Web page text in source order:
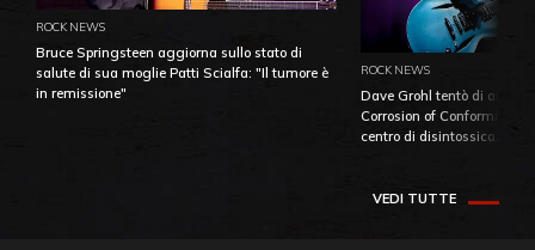
ROCK NEWS
Bruce Springsteen aggiorna sullo stato di
salute di sua moglie Patti Scialfa: "Il tumore è
in remissione"
ROCK NEWS
Dave Grohl tentò di
Corrosion of Conformity
centro di
VEDI TUTTE